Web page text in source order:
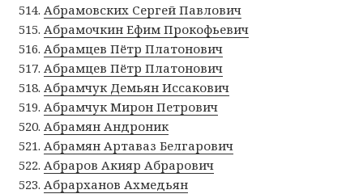
Абрамовских Сергей Павлович
Абрамочкин Ефим Прокофьевич
Абрамцев Пётр Платонович
Абрамцев Пётр Платонович
Абрамчук Демьян Иссакович
Абрамчук Мирон Петрович
Абрамян Андроник
Абрамян Артаваз Белгарович
Абраров Акияр Абрарович
Абрарханов Ахмедьян